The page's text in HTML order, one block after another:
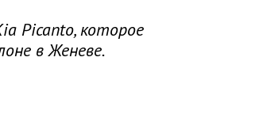
Picanto, которое
в Женеве.